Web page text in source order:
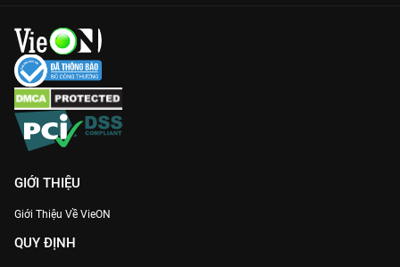
GIỚI THIỆU
Giới Thiệu Về VieON
QUY ĐỊNH